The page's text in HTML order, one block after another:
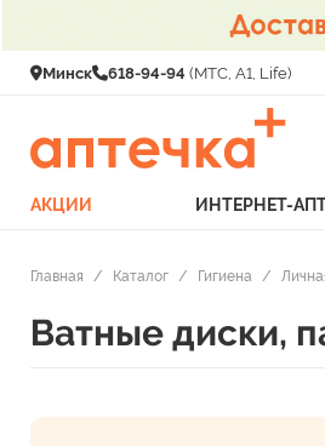
Минск 618-94-94 (МТС, A1, Life)
АКЦИИ ИНТЕРНЕТ-
Главная / Каталог / Гигиена /
Ватные диски,